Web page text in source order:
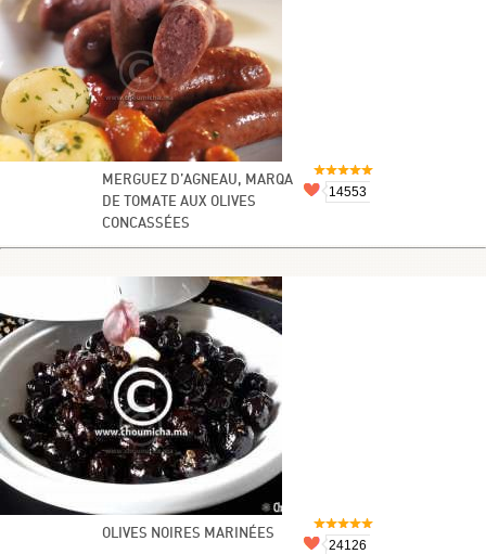
MERGUEZ D’AGNEAU, MARQA
DE TOMATE AUX OLIVES
CONCASSÉES
14553
OLIVES NOIRES MARINÉES
24126